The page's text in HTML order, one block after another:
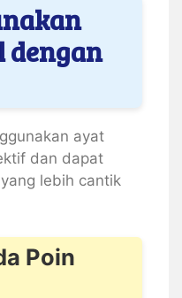
dengan
ayat
dan dapat
lebih cantik
Poin